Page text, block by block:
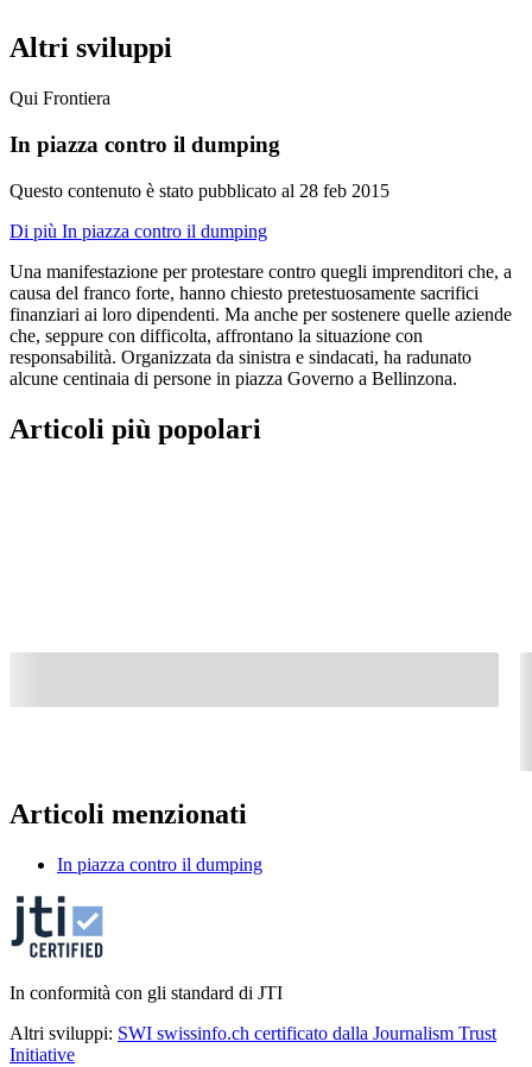
Altri sviluppi
Qui Frontiera
In piazza contro il dumping
Questo contenuto è stato pubblicato al 28 feb 2015
Di più In piazza contro il dumping
Una manifestazione per protestare contro quegli imprenditori che, a
causa del franco forte, hanno chiesto pretestuosamente sacrifici
finanziari ai loro dipendenti. Ma anche per sostenere quelle aziende
che, seppure con difficolta, affrontano la situazione con
responsabilità. Organizzata da sinistra e sindacati, ha radunato
alcune centinaia di persone in piazza Governo a Bellinzona.
Articoli più popolari
Articoli menzionati
In piazza contro il dumping
In conformità con gli standard di JTI
Altri sviluppi: SWI swissinfo.ch certificato dalla Journalism Trust
Initiative